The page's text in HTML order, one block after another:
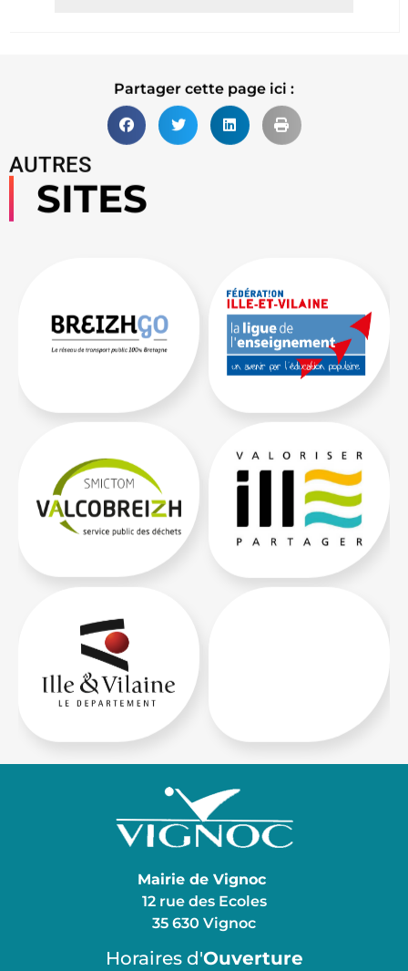
Partager cette page ici :
AUTRES
SITES
Mairie de Vignoc
12 rue des Ecoles
35 630 Vignoc
Horaires d'Ouverture